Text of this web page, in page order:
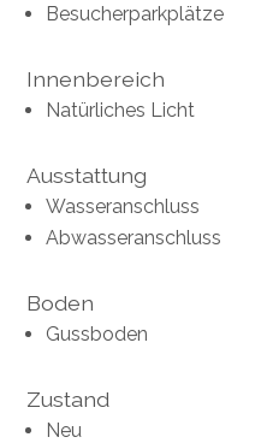
Besucherparkplätze
Innenbereich
Natürliches Licht
Ausstattung
Wasseranschluss
Abwasseranschluss
Boden
Gussboden
Zustand
Neu